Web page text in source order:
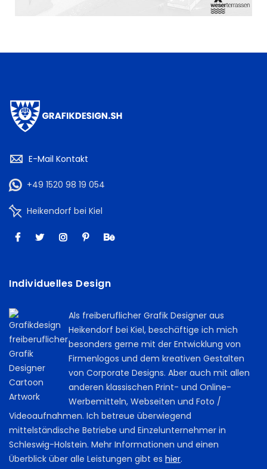
E-Mail Kontakt
+49 1520 98 19 054
Heikendorf bei Kiel
Individuelles Design
Als freiberuflicher Grafik Designer aus
Heikendorf bei Kiel, beschäftige ich mich
besonders gerne mit der Entwicklung von
Firmenlogos und dem kreativen Gestalten
von Corporate Designs. Aber auch mit allen
anderen klassischen Print- und Online-
Werbemitteln, Webseiten und Foto /
Videoaufnahmen. Ich betreue überwiegend
mittelständische Betriebe und Einzelunternehmer in
Schleswig-Holstein. Mehr Informationen und einen
Überblick über alle Leistungen gibt es hier.